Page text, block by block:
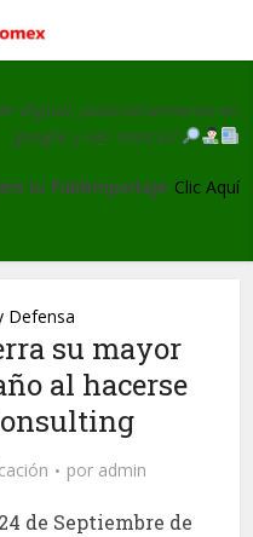
digital, posicionamiento en
google y ser noticia?
tu Publirreportaje: Clic Aquí
Defensa
su mayor
al hacerse
por admin
de Septiembre de